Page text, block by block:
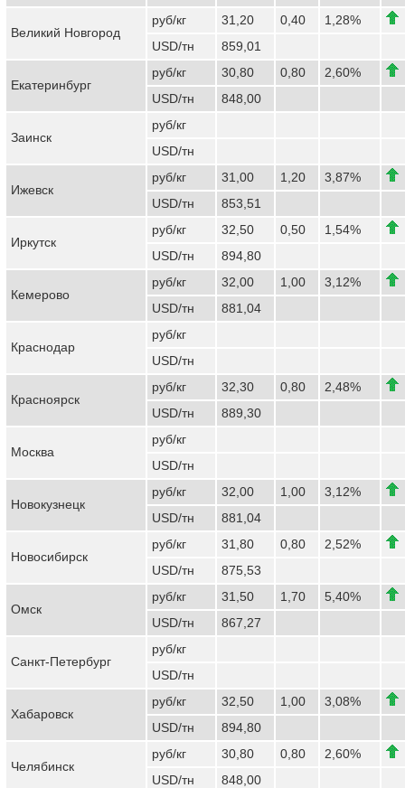
Великий Новгород
руб/кг 31,20 0,40
1,28%
USD/тн
859,01
Екатеринбург
руб/кг 30,80 0,80
2,60%
USD/тн
848,00
Заинск
руб/кг
USD/тн
Ижевск
руб/кг 31,00 1,20
3,87%
USD/тн
853,51
Иркутск
руб/кг 32,50 0,50
1,54%
USD/тн
894,80
Кемерово
руб/кг 32,00 1,00
3,12%
USD/тн
881,04
Краснодар
руб/кг
USD/тн
Красноярск
руб/кг 32,30 0,80
2,48%
USD/тн
889,30
Москва
руб/кг
USD/тн
Новокузнецк
руб/кг 32,00 1,00
3,12%
USD/тн
881,04
Новосибирск
руб/кг 31,80 0,80
2,52%
USD/тн
875,53
Омск
руб/кг 31,50 1,70
5,40%
USD/тн
867,27
Санкт-Петербург
руб/кг
USD/тн
Хабаровск
руб/кг 32,50 1,00
3,08%
USD/тн
894,80
Челябинск
руб/кг 30,80 0,80
2,60%
USD/тн
848,00